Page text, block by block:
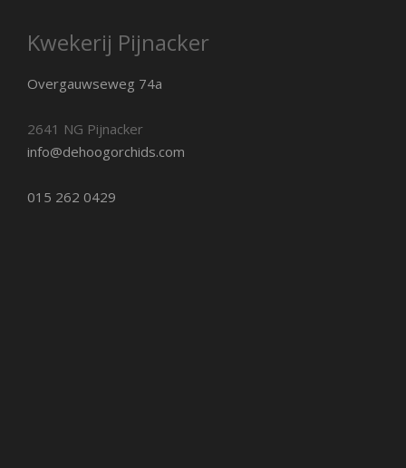
Kwekerij Pijnacker
Overgauwseweg 74a
2641 NG Pijnacker
info@dehoogorchids.com
015 262 0429